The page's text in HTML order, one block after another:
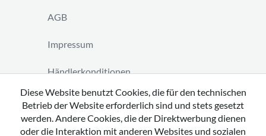
AGB
Impressum
Händlerkonditionen
Vertrag widerrufen
Diese Website benutzt Cookies, die für den technischen
Betrieb der Website erforderlich sind und stets gesetzt
werden. Andere Cookies, die der Direktwerbung dienen
oder die Interaktion mit anderen Websites und sozialen